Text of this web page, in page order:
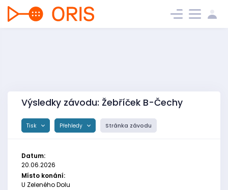
Výsledky závodu: Žebříček B-Čechy
Tisk Přehledy Stránka závodu
Datum:
20.06.2026
Místo konání:
U Zeleného Dolu